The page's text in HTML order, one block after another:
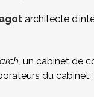
architecte
un cabinet de
du